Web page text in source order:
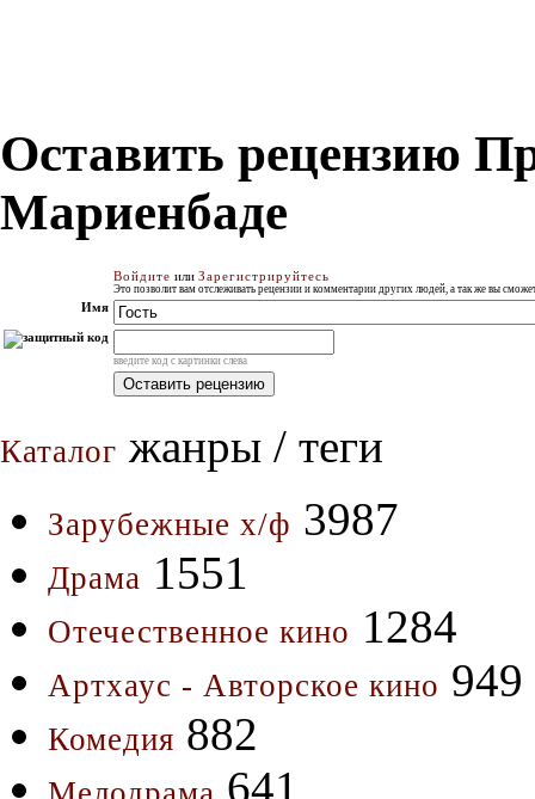
Оставить рецензию
Мариенбаде
Войдите или Зарегистрируйтесь
Это позволит вам отслеживать рецензии и комментарии других людей, а так же вы
Имя
введите код с картинки слева
Каталог жанры / теги
Зарубежные х/ф 3987
Драма 1551
Отечественное кино 1284
Артхаус - Авторское кино 949
Комедия 882
641